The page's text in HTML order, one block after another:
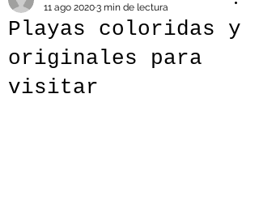
Playas coloridas y
originales para
visitar
11 ago 20203 min de lectura